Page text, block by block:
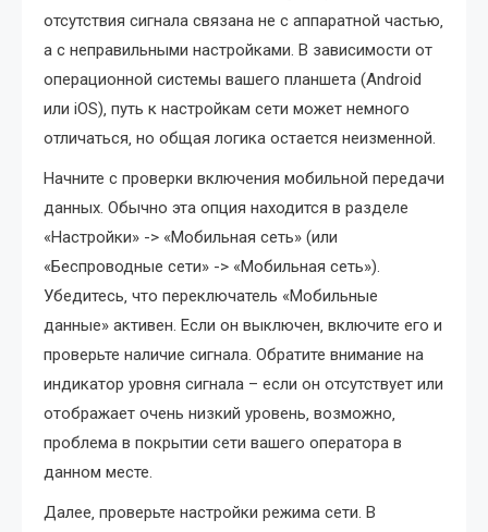
отсутствия сигнала связана не с аппаратной частью‚
а с неправильными настройками. В зависимости от
операционной системы вашего планшета (Android
или iOS)‚ путь к настройкам сети может немного
отличаться‚ но общая логика остается неизменной.
Начните с проверки включения мобильной передачи
данных. Обычно эта опция находится в разделе
«Настройки» -> «Мобильная сеть» (или
«Беспроводные сети» -> «Мобильная сеть»).
Убедитесь‚ что переключатель «Мобильные
данные» активен. Если он выключен‚ включите его и
проверьте наличие сигнала. Обратите внимание на
индикатор уровня сигнала – если он отсутствует или
отображает очень низкий уровень‚ возможно‚
проблема в покрытии сети вашего оператора в
данном месте.
Далее‚ проверьте настройки режима сети. В